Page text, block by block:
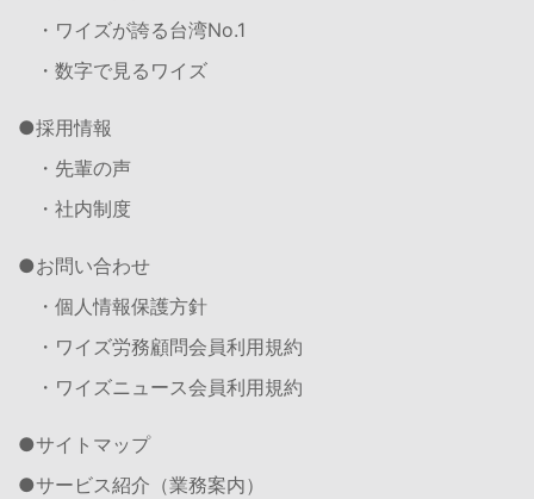
・ワイズが誇る台湾No.1
・数字で見るワイズ
採用情報
・先輩の声
・社内制度
お問い合わせ
・個人情報保護方針
・ワイズ労務顧問会員利用規約
・ワイズニュース会員利用規約
サイトマップ
サービス紹介（業務案内）